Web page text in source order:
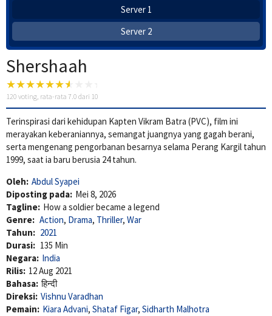
Server 1
Server 2
Shershaah
120 voting, rata-rata 7.0 dari 10
Terinspirasi dari kehidupan Kapten Vikram Batra (PVC), film ini
merayakan keberaniannya, semangat juangnya yang gagah berani,
serta mengenang pengorbanan besarnya selama Perang Kargil tahun
1999, saat ia baru berusia 24 tahun.
Oleh: Abdul Syapei
Diposting pada: Mei 8, 2026
Tagline: How a soldier became a legend
Genre: Action, Drama, Thriller, War
Tahun: 2021
Durasi: 135 Min
Negara: India
Rilis: 12 Aug 2021
Bahasa: हिन्दी
Direksi: Vishnu Varadhan
Pemain: Kiara Advani, Shataf Figar, Sidharth Malhotra